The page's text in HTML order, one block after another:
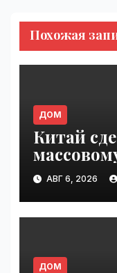
Похожая
ДОМ
Китай
VseTime.ru
АВГ 6, 2026
ДОМ